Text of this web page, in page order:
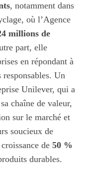
, notamment dans
où l’Agence
millions de
part, elle
en répondant à
responsables. Un
Unilever, qui a
chaîne de valeur,
sur le marché et
soucieux de
de 50 %
durables.